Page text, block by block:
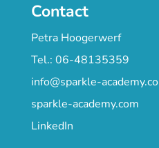
Contact
Petra Hoogerwerf
Tel.: 06-48135359
info@sparkle-
sparkle-academy.com
LinkedIn